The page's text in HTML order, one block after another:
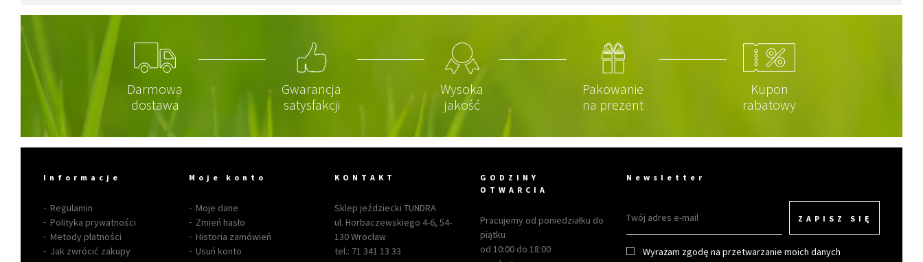
Darmowa
dostawa
Gwarancja
satysfakcji
Wysoka
jakość
Pakowanie
na prezent
Kupon
rabatowy
Informacje
Regulamin
Polityka prywatności
Metody płatności
Jak zwrócić zakupy
Moje konto
Moje dane
Zmień hasło
Historia zamówień
Usuń konto
KONTAKT
Sklep jeździecki TUNDRA
ul. Horbaczewskiego 4-6, 54-
130 Wrocław
tel.: 71 341 13 33
GODZINY
OTWARCIA
Pracujemy od poniedziałku do
piątku
od 10:00 do 18:00
Newsletter
ZAPISZ SIĘ
Wyrażam zgodę na przetwarzanie moich danych